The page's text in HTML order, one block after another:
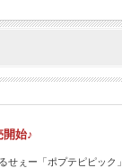
開始♪
せぇー「ポプテピピック」